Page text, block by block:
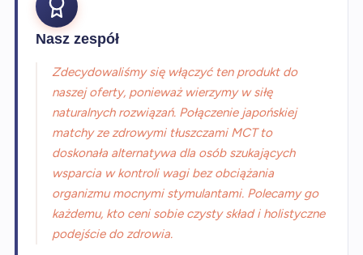
Nasz zespół
Zdecydowaliśmy się włączyć ten produkt do
naszej oferty, ponieważ wierzymy w siłę
naturalnych rozwiązań. Połączenie japońskiej
matchy ze zdrowymi tłuszczami MCT to
doskonała alternatywa dla osób szukających
wsparcia w kontroli wagi bez obciążania
organizmu mocnymi stymulantami. Polecamy go
każdemu, kto ceni sobie czysty skład i holistyczne
podejście do zdrowia.